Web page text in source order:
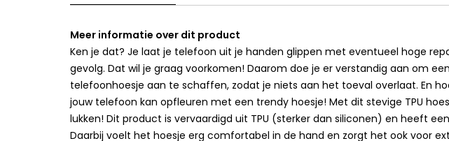
Meer informatie over dit product
Ken je dat? Je laat je telefoon uit je handen glippen met eventueel hoge
gevolg. Dat wil je graag voorkomen! Daarom doe je er verstandig aan om
telefoonhoesje aan te schaffen, zodat je niets aan het toeval overlaat. En
jouw telefoon kan opfleuren met een trendy hoesje! Met dit stevige TPU
lukken! Dit product is vervaardigd uit TPU (sterker dan siliconen) en heeft
Daarbij voelt het hoesje erg comfortabel in de hand en zorgt het ook voor